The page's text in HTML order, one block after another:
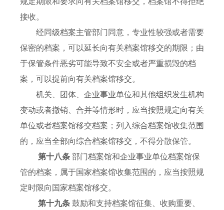
接收。
经同级档案主管部门同意，专业性较强或者需要
保密的档案，可以延长向有关档案馆移交的期限；由
于保管条件恶劣可能导致不安全或者严重损毁的档
案，可以提前向有关档案馆移交。
机关、团体、企业事业单位和其他组织发生机构
变动或者撤销、合并等情形时，应当按照规定向有关
单位或者档案馆移交档案；列入综合档案馆收集范围
的，应当全部向综合档案馆移交，不得分散保管。
第十八条 部门档案馆和企业事业单位档案馆保
管的档案，属于国家档案馆收集范围的，应当按照规
定时限向国家档案馆移交。
第十九条 鼓励和支持档案馆征集、收购重要、